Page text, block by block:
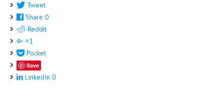
Tweet
Share 0
Reddit
+1
Pocket
Save
LinkedIn 0